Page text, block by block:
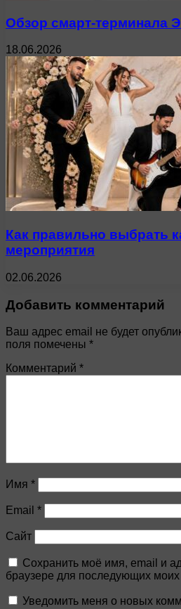
Обзор смарт-терминала
18.06.2026
Как правильно выбрать
мероприятия
02.06.2026
Добавить комментарий
Ваш адрес email не будет
поля помечены *
Комментарий *
Имя *
Email *
Сайт
Сохранить моё имя, email и
браузере для последующих
Уведомить меня о новых